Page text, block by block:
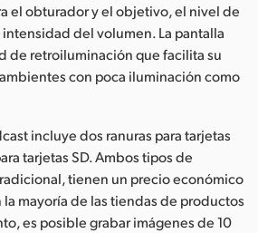
el obturador y el objetivo, el nivel de
del volumen. La pantalla
de retroiluminación que facilita su
con poca iluminación como
incluye dos ranuras para tarjetas
tarjetas SD. Ambos tipos de
tienen un precio económico
mayoría de las tiendas de productos
es posible grabar imágenes de 10